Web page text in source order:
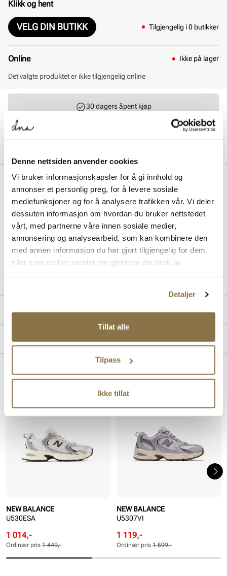
Denne nettsiden anvender cookies
Vi bruker informasjonskapsler for å gi innhold og
annonser et personlig preg, for å levere sosiale
mediefunksjoner og for å analysere trafikken vår. Vi deler
dessuten informasjon om hvordan du bruker nettstedet
vårt, med partnerne våre innen sosiale medier,
annonsering og analysearbeid, som kan kombinere den
med annen informasjon du har gjort tilgjengelig for dem,
eller som de har samlet inn gjennom din bruk av
Detaljer
Tillat alle
Tilpass
Ikke tillat
Klikk og hent
VELG DIN BUTIKK Tilgjengelig i 0 butikker
Online Ikke på lager
Det valgte produktet er ikke tilgjengelig online
30 dagers åpent kjøp
Gratis retur i butikk
BESKRIVELSE
New Balance MR530 er en klassisk running-inspirert sneaker med
referanser til looken fra 90- og 2000-tallet. Mellomsåle i EVA gir god
demping hele dagen og yttersålen i gummi sikrer grep på
underlaget. Upper med fine kombinasjoner og mesh-detaljene gjør
dette til en lett og luftig sneaker.
Art. nr.35733404
Lev. art. nrMR530AA
PRODUKTDETALJER
For:Textil
MERKE
Lignende produkter
NEW BALANCE
U530ESA
Rabattert
pris
Pris
1 014,-
Ordinær
pris
Pris
Ordinær pris 1 449,-
NEW BALANCE
U5307VI
Rabattert
pris
Pris
1 119,-
Ordinær
pris
Pris
Ordinær pris 1 599,-